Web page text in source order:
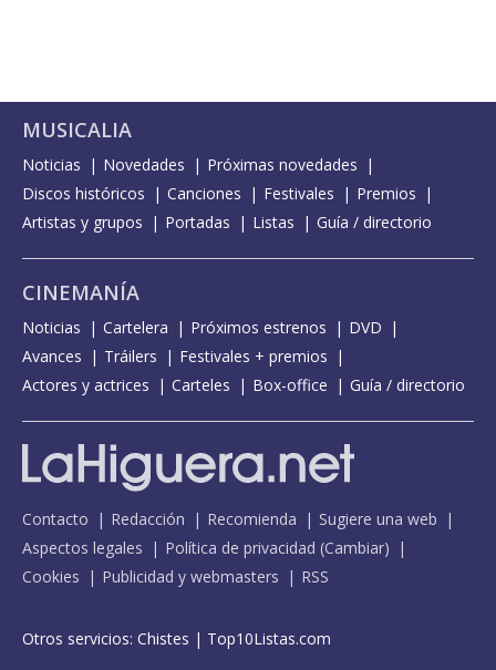
MUSICALIA
Noticias Novedades
Próximas novedades
Discos históricos
Canciones Festivales
Premios
Artistas y grupos
Portadas Listas Guía / directorio
CINEMANÍA
Noticias Cartelera Próximos estrenos
DVD
Avances
Tráilers
Festivales + premios
Actores y actrices
Carteles Box-office Guía / directorio
Contacto Redacción Recomienda
Sugiere una web
Aspectos legales
Política de privacidad (Cambiar)
Cookies
Publicidad y webmasters RSS
Otros servicios: Chistes | Top10Listas.com